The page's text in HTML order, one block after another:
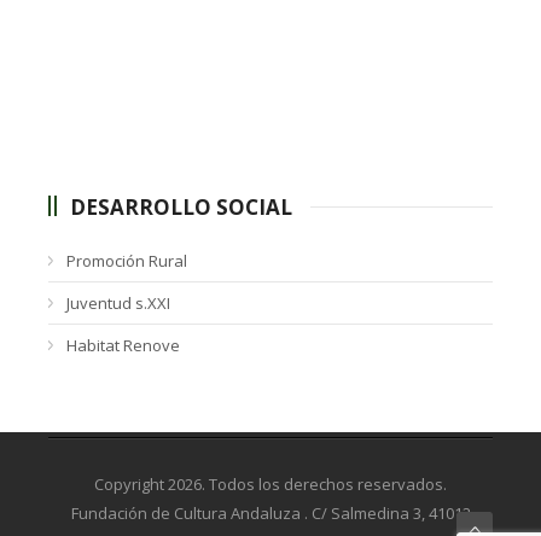
DESARROLLO SOCIAL
Promoción Rural
Juventud s.XXI
Habitat Renove
Copyright 2026. Todos los derechos reservados.
Fundación de Cultura Andaluza . C/ Salmedina 3, 41012